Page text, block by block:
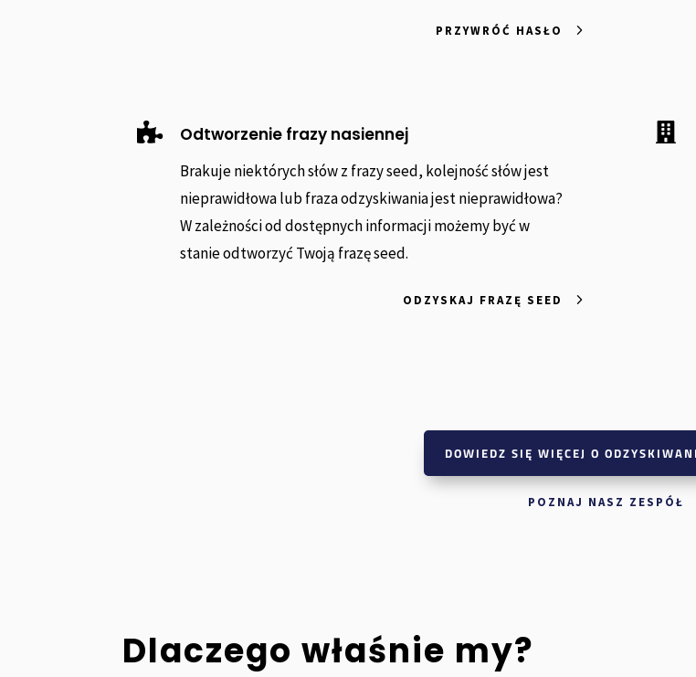
PRZYWRÓĆ HASŁO
 Odtworzenie frazy nasiennej
Brakuje niektórych słów z frazy seed, kolejność słów jest
nieprawidłowa lub fraza odzyskiwania jest nieprawidłowa?
W zależności od dostępnych informacji możemy być w
stanie odtworzyć Twoją frazę seed.
ODZYSKAJ FRAZĘ SEED

DOWIEDZ SIĘ WIĘCEJ O
POZNAJ NASZ ZESPÓŁ
Dlaczego właśnie my?